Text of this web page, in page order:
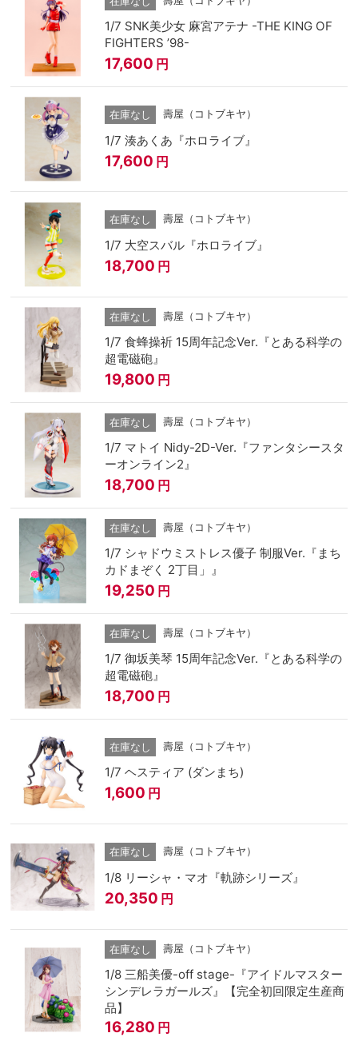
1/7 SNK美少女 麻宮アテナ -THE KING OF
FIGHTERS ’98-
17,600 円
在庫なし 壽屋（コトブキヤ）
1/7 湊あくあ『ホロライブ』
17,600 円
在庫なし 壽屋（コトブキヤ）
1/7 大空スバル『ホロライブ』
18,700 円
在庫なし 壽屋（コトブキヤ）
1/7 食蜂操祈 15周年記念Ver.『とある科学の
超電磁砲』
19,800 円
在庫なし 壽屋（コトブキヤ）
1/7 マトイ Nidy-2D-Ver.『ファンタシースタ
ーオンライン2』
18,700 円
在庫なし 壽屋（コトブキヤ）
1/7 シャドウミストレス優子 制服Ver.『まち
カドまぞく 2丁目」』
19,250 円
在庫なし 壽屋（コトブキヤ）
1/7 御坂美琴 15周年記念Ver.『とある科学の
超電磁砲』
18,700 円
在庫なし 壽屋（コトブキヤ）
1/7 ヘスティア (ダンまち)
1,600 円
在庫なし 壽屋（コトブキヤ）
1/8 リーシャ・マオ『軌跡シリーズ』
20,350 円
在庫なし 壽屋（コトブキヤ）
1/8 三船美優-off stage-『アイドルマスター
シンデレラガールズ』【完全初回限定生産商
品】
16,280 円